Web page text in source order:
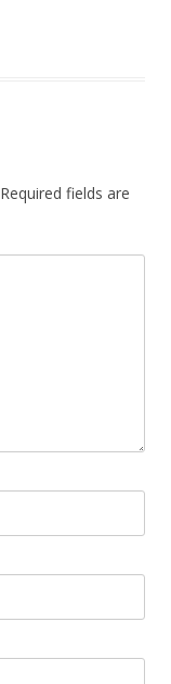
Required fields are